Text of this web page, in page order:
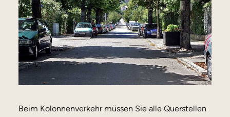
Beim Kolonnenverkehr müssen Sie alle Querstellen